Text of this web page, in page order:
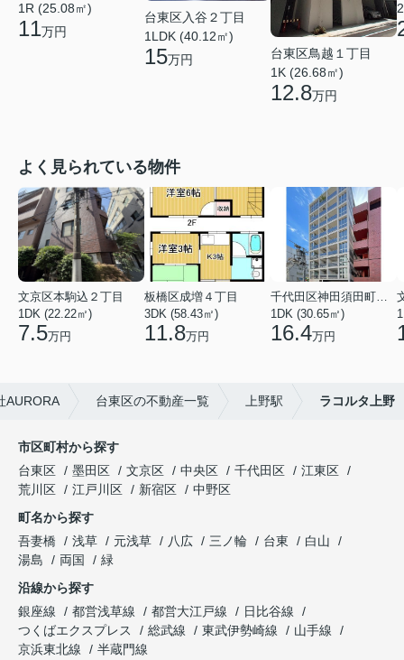
1R (25.08㎡)
11万円
台東区入谷２丁目
1LDK (40.12㎡)
15万円
台東区鳥越１丁目
1K (26.68㎡)
12.8万円
よく見られている物件
文京区本駒込２丁目
1DK (22.22㎡)
7.5万円
板橋区成増４丁目
3DK (58.43㎡)
11.8万円
千代田区神田須田町１丁目
1DK (30.65㎡)
16.4万円
AURORA 台東区の不動産一覧 上野駅 ラコルタ上野
市区町村から探す
台東区
墨田区 文京区 中央区 千代田区
江東区
荒川区
江戸川区 新宿区
中野区
町名から探す
吾妻橋
浅草 元浅草 八広 三ノ輪 台東
白山
湯島
両国
緑
沿線から探す
銀座線
都営浅草線 都営大江戸線
日比谷線
つくばエクスプレス
総武線 東武伊勢崎線
山手線
京浜東北線
半蔵門線